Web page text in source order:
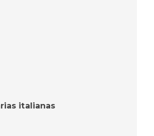
italianas